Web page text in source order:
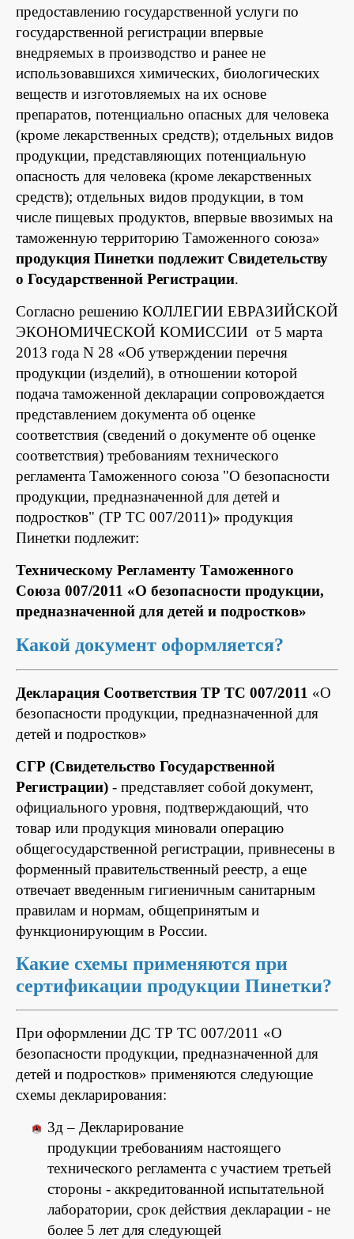
предоставлению государственной услуги по
государственной регистрации впервые
внедряемых в производство и ранее не
использовавшихся химических, биологических
веществ и изготовляемых на их основе
препаратов, потенциально опасных для человека
(кроме лекарственных средств); отдельных видов
продукции, представляющих потенциальную
опасность для человека (кроме лекарственных
средств); отдельных видов продукции, в том
числе пищевых продуктов, впервые ввозимых на
таможенную территорию Таможенного союза»
продукция Пинетки подлежит Свидетельству
о Государственной Регистрации.
Согласно решению КОЛЛЕГИИ ЕВРАЗИЙСКОЙ
ЭКОНОМИЧЕСКОЙ КОМИССИИ от 5 марта
2013 года N 28 «Об утверждении перечня
продукции (изделий), в отношении которой
подача таможенной декларации сопровождается
представлением документа об оценке
соответствия (сведений о документе об оценке
соответствия) требованиям технического
регламента Таможенного союза "О безопасности
продукции, предназначенной для детей и
подростков" (ТР ТС 007/2011)» продукция
Пинетки подлежит:
Техническому Регламенту Таможенного
Союза 007/2011 «О безопасности продукции,
предназначенной для детей и подростков»
Какой документ оформляется?
Декларация Соответствия ТР ТС 007/2011 «О
безопасности продукции, предназначенной для
детей и подростков»
СГР (Свидетельство Государственной
Регистрации) - представляет собой документ,
официального уровня, подтверждающий, что
товар или продукция миновали операцию
общегосударственной регистрации, привнесены в
форменный правительственный реестр, а еще
отвечает введенным гигиеничным санитарным
правилам и нормам, общепринятым и
функционирующим в России.
Какие схемы применяются при
сертификации продукции Пинетки?
При оформлении ДС ТР ТС 007/2011 «О
безопасности продукции, предназначенной для
детей и подростков» применяются следующие
схемы декларирования:
3д – Декларирование
продукции требованиям настоящего
технического регламента с участием третьей
стороны - аккредитованной испытательной
лаборатории, срок действия декларации - не
более 5 лет для следующей